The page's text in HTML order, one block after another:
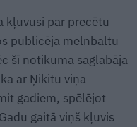
kļuvusi par precētu
publicēja melnbaltu
šī notikuma saglabāja
ar Ņikitu viņa
gadiem, spēlējot
gaitā viņš kļuvis